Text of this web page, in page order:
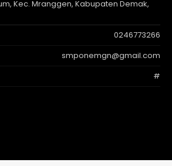
Kec. Mranggen, Kabupaten Demak,
0246773266
smponemgn@gmail.com
#